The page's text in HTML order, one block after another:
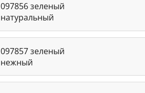
097856 зеленый
натуральный
097857 зеленый
нежный